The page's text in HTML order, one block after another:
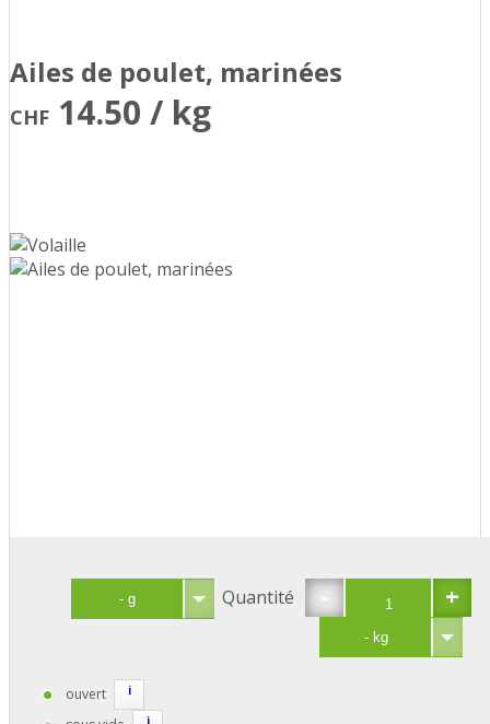
Ailes de poulet, marinées
CHF 14.50 / kg
- +
Quantité
ouvert i
i